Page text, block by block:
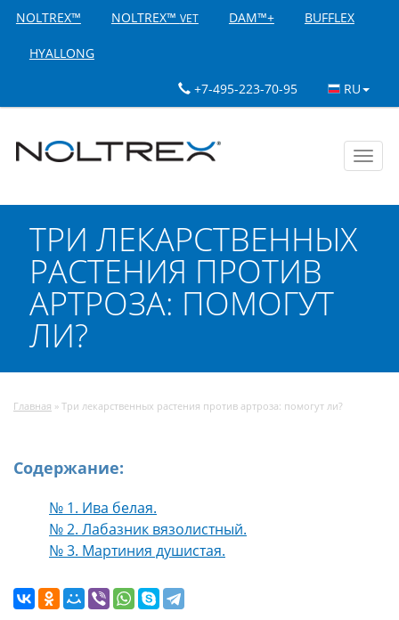
NOLTREX™ NOLTREX™ VET DAM™+ BUFFLEX
HYALLONG
+7-495-223-70-95 RU
ТРИ ЛЕКАРСТВЕННЫХ
РАСТЕНИЯ ПРОТИВ
АРТРОЗА: ПОМОГУТ
ЛИ?
Главная » Три лекарственных растения против артроза: помогут ли?
Содержание:
№ 1. Ива белая.
№ 2. Лабазник вязолистный.
№ 3. Мартиния душистая.